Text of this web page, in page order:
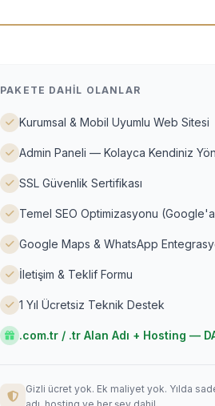
PAKETE DAHIL OLANLAR
Kurumsal & Mobil Uyumlu Web Sitesi
Admin Paneli — Kolayca Kendiniz
SSL Güvenlik Sertifikası
Temel SEO Optimizasyonu (Google'a
Google Maps & WhatsApp
İletişim & Teklif Formu
1 Yıl Ücretsiz Teknik Destek
.com.tr / .tr Alan Adı + Hosting —
Gizli ücret yok. Ek maliyet yok. Yılda